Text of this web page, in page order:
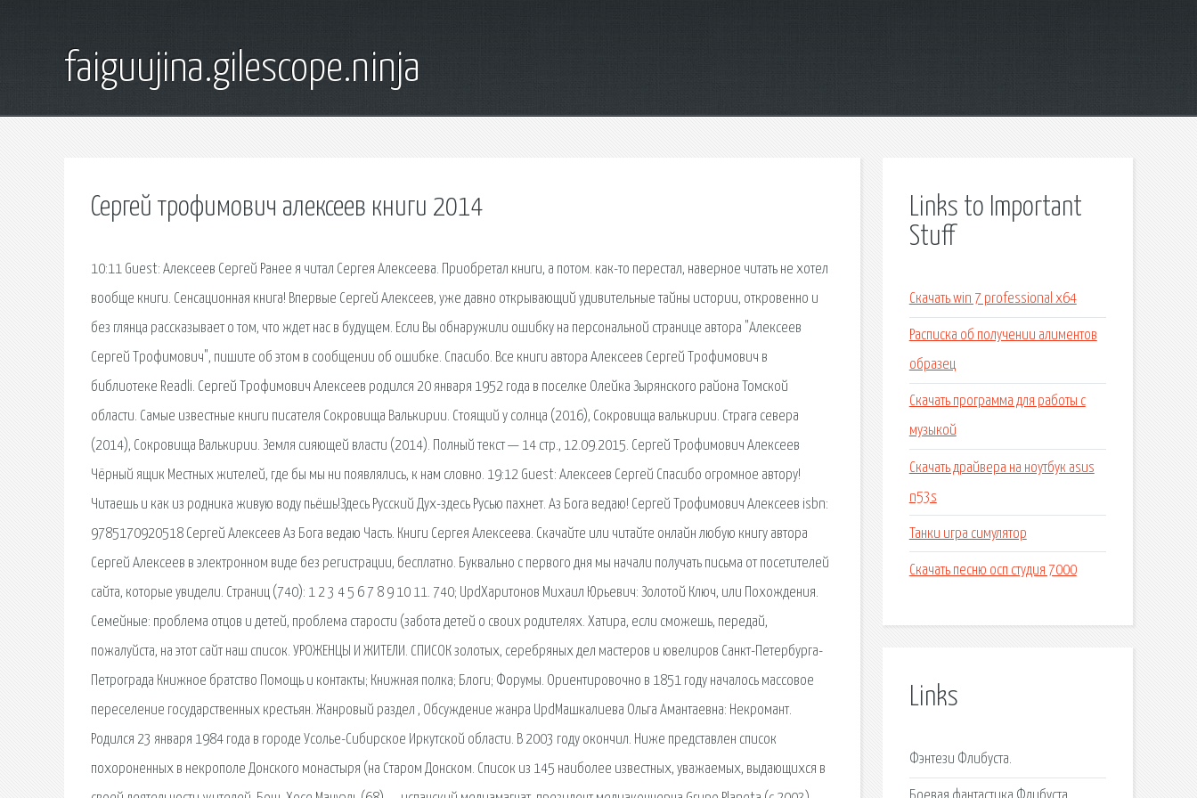
faiguujina.gilescope.ninja
Сергей трофимович алексеев книги 2014
10:11 Guest: Алексеев Сергей Ранее я читал Сергея Алексеева. Приобретал книги, а потом. как-то перестал, наверное читать не хотел
вообще книги. Сенсационная книга! Впервые Сергей Алексеев, уже давно открывающий удивительные тайны истории, откровенно и
без глянца рассказывает о том, что ждет нас в будущем. Если Вы обнаружили ошибку на персональной странице автора "Алексеев
Сергей Трофимович", пишите об этом в сообщении об ошибке. Спасибо. Все книги автора Алексеев Сергей Трофимович в
библиотеке Readli. Сергей Трофимович Алексеев родился 20 января 1952 года в поселке Олейка Зырянского района Томской
области. Самые известные книги писателя Сокровища Валькирии. Стоящий у солнца (2016), Сокровища валькирии. Страга севера
(2014), Сокровища Валькирии. Земля сияющей власти (2014). Полный текст — 14 стр., 12.09.2015. Сергей Трофимович Алексеев
Чёрный ящик Местных жителей, где бы мы ни появлялись, к нам словно. 19:12 Guest: Алексеев Сергей Спасибо огромное автору!
Читаешь и как из родника живую воду пьёшь!Здесь Русский Дух-здесь Русью пахнет. Аз Бога ведаю! Сергей Трофимович Алексеев isbn:
9785170920518 Сергей Алексеев Аз Бога ведаю Часть. Книги Сергея Алексеева. Скачайте или читайте онлайн любую книгу автора
Сергей Алексеев в электронном виде без регистрации, бесплатно. Буквально с первого дня мы начали получать письма от посетителей
сайта, которые увидели. Страниц (740): 1 2 3 4 5 6 7 8 9 10 11. 740; UpdХаритонов Михаил Юрьевич: Золотой Ключ, или Похождения.
Семейные: проблема отцов и детей, проблема старости (забота детей о своих родителях. Хатира, если сможешь, передай,
пожалуйста, на этот сайт наш список. УРОЖЕНЦЫ И ЖИТЕЛИ. СПИСОК золотых, серебряных дел мастеров и ювелиров Санкт-Петербурга-
Петрограда Книжное братство Помощь и контакты; Книжная полка; Блоги; Форумы. Ориентировочно в 1851 году началось массовое
переселение государственных крестьян. Жанровый раздел , Обсуждение жанра UpdМашкалиева Ольга Амантаевна: Некромант.
Родился 23 января 1984 года в городе Усолье-Сибирское Иркутской области. В 2003 году окончил. Ниже представлен список
похороненных в некрополе Донского монастыря (на Старом Донском. Список из 145 наиболее известных, уважаемых, выдающихся в
Links to Important
Stuff
Скачать win 7 professional x64
Расписка об получении алиментов
образец
Скачать программа для работы с
музыкой
Скачать драйвера на ноутбук asus
n53s
Танки игра симулятор
Скачать песню осп студия 7000
Links
Фэнтези Флибуста.